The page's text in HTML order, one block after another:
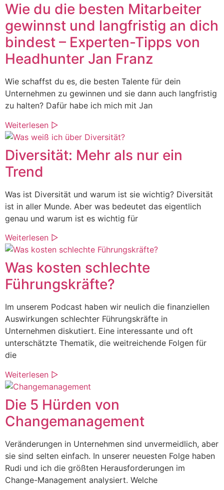
Wie du die besten Mitarbeiter
gewinnst und langfristig an dich
bindest – Experten-Tipps von
Headhunter Jan Franz
Wie schaffst du es, die besten Talente für dein
Unternehmen zu gewinnen und sie dann auch langfristig
zu halten? Dafür habe ich mich mit Jan
Weiterlesen ▷
Diversität: Mehr als nur ein
Trend
Was ist Diversität und warum ist sie wichtig? Diversität
ist in aller Munde. Aber was bedeutet das eigentlich
genau und warum ist es wichtig für
Weiterlesen ▷
Was kosten schlechte
Führungskräfte?
Im unserem Podcast haben wir neulich die finanziellen
Auswirkungen schlechter Führungskräfte in
Unternehmen diskutiert. Eine interessante und oft
unterschätzte Thematik, die weitreichende Folgen für
die
Weiterlesen ▷
Die 5 Hürden von
Changemanagement
Veränderungen in Unternehmen sind unvermeidlich, aber
sie sind selten einfach. In unserer neuesten Folge haben
Rudi und ich die größten Herausforderungen im
Change-Management analysiert. Welche